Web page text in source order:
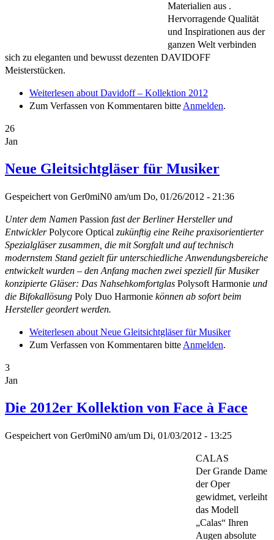
Materialien aus .
Hervorragende Qualität
und Inspirationen aus der
ganzen Welt verbinden
sich zu eleganten und bewusst dezenten DAVIDOFF
Meisterstücken.
Weiterlesen about Davidoff – Kollektion 2012
Zum Verfassen von Kommentaren bitte Anmelden.
26
Jan
Neue Gleitsichtgläser für Musiker
Gespeichert von Ger0miN0 am/um Do, 01/26/2012 - 21:36
Unter dem Namen Passion fast der Berliner Hersteller und
EntwicklerPolycore Optical zukünftig eine Reihe praxisorientierter
Spezialgläser zusammen, die mit Sorgfalt und auf technisch
modernstem Stand gezielt für unterschiedliche Anwendungsbereiche
entwickelt wurden – den Anfang machen zwei speziell für Musiker
konzipierte Gläser: Das Nahsehkomfortglas Polysoft Harmonie und
die Bifokallösung Poly Duo Harmonie können ab sofort beim
Hersteller geordert werden.
Weiterlesen about Neue Gleitsichtgläser für Musiker
Zum Verfassen von Kommentaren bitte Anmelden.
3
Jan
Die 2012er Kollektion von Face à Face
Gespeichert von Ger0miN0 am/um Di, 01/03/2012 - 13:25
CALAS
Der Grande Dame
der Oper
gewidmet, verleiht
das Modell
„Calas“ Ihren
Augen absolute